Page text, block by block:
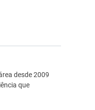
desde 2009
que